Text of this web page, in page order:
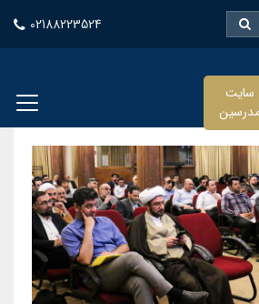
02188223524
سایت